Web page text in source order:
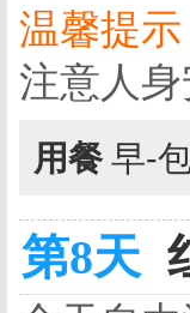
温馨提示
注意人身
用餐 早-
第8天